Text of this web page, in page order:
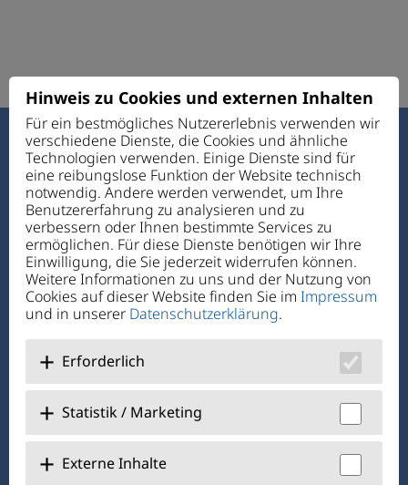
Haus des Guten Hirten
Ettmannsdorfer Str. 131
92421 Schwandorf
Telefon:+49 94 31 72 4-0
Telefax: +49 94 31 7 24-1 11
E-Mail:verwaltung@hdgh.de
Über Uns
Jobs + Karriere
@hausdesgutenhirtenschwandorf
Hinweis zu Cookies und externen Inhalten
Für ein bestmögliches Nutzererlebnis verwenden wir
verschiedene Dienste, die Cookies und ähnliche
Technologien verwenden. Einige Dienste sind für
eine reibungslose Funktion der Website technisch
notwendig. Andere werden verwendet, um Ihre
Benutzererfahrung zu analysieren und zu
verbessern oder Ihnen bestimmte Services zu
ermöglichen. Für diese Dienste benötigen wir Ihre
Einwilligung, die Sie jederzeit widerrufen können.
Weitere Informationen zu uns und der Nutzung von
Cookies auf dieser Website finden Sie im Impressum
und in unserer Datenschutzerklärung.
Erforderlich
Statistik / Marketing
Externe Inhalte